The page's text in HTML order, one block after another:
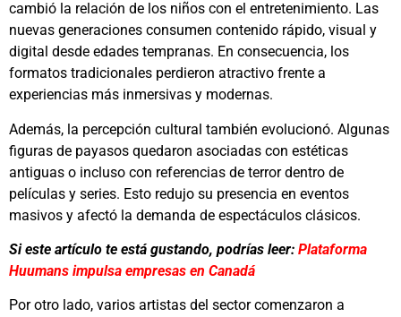
cambió la relación de los niños con el entretenimiento. Las
nuevas generaciones consumen contenido rápido, visual y
digital desde edades tempranas. En consecuencia, los
formatos tradicionales perdieron atractivo frente a
experiencias más inmersivas y modernas.
Además, la percepción cultural también evolucionó. Algunas
figuras de payasos quedaron asociadas con estéticas
antiguas o incluso con referencias de terror dentro de
películas y series. Esto redujo su presencia en eventos
masivos y afectó la demanda de espectáculos clásicos.
Si este artículo te está gustando, podrías leer: Plataforma
Huumans impulsa empresas en Canadá
Por otro lado, varios artistas del sector comenzaron a